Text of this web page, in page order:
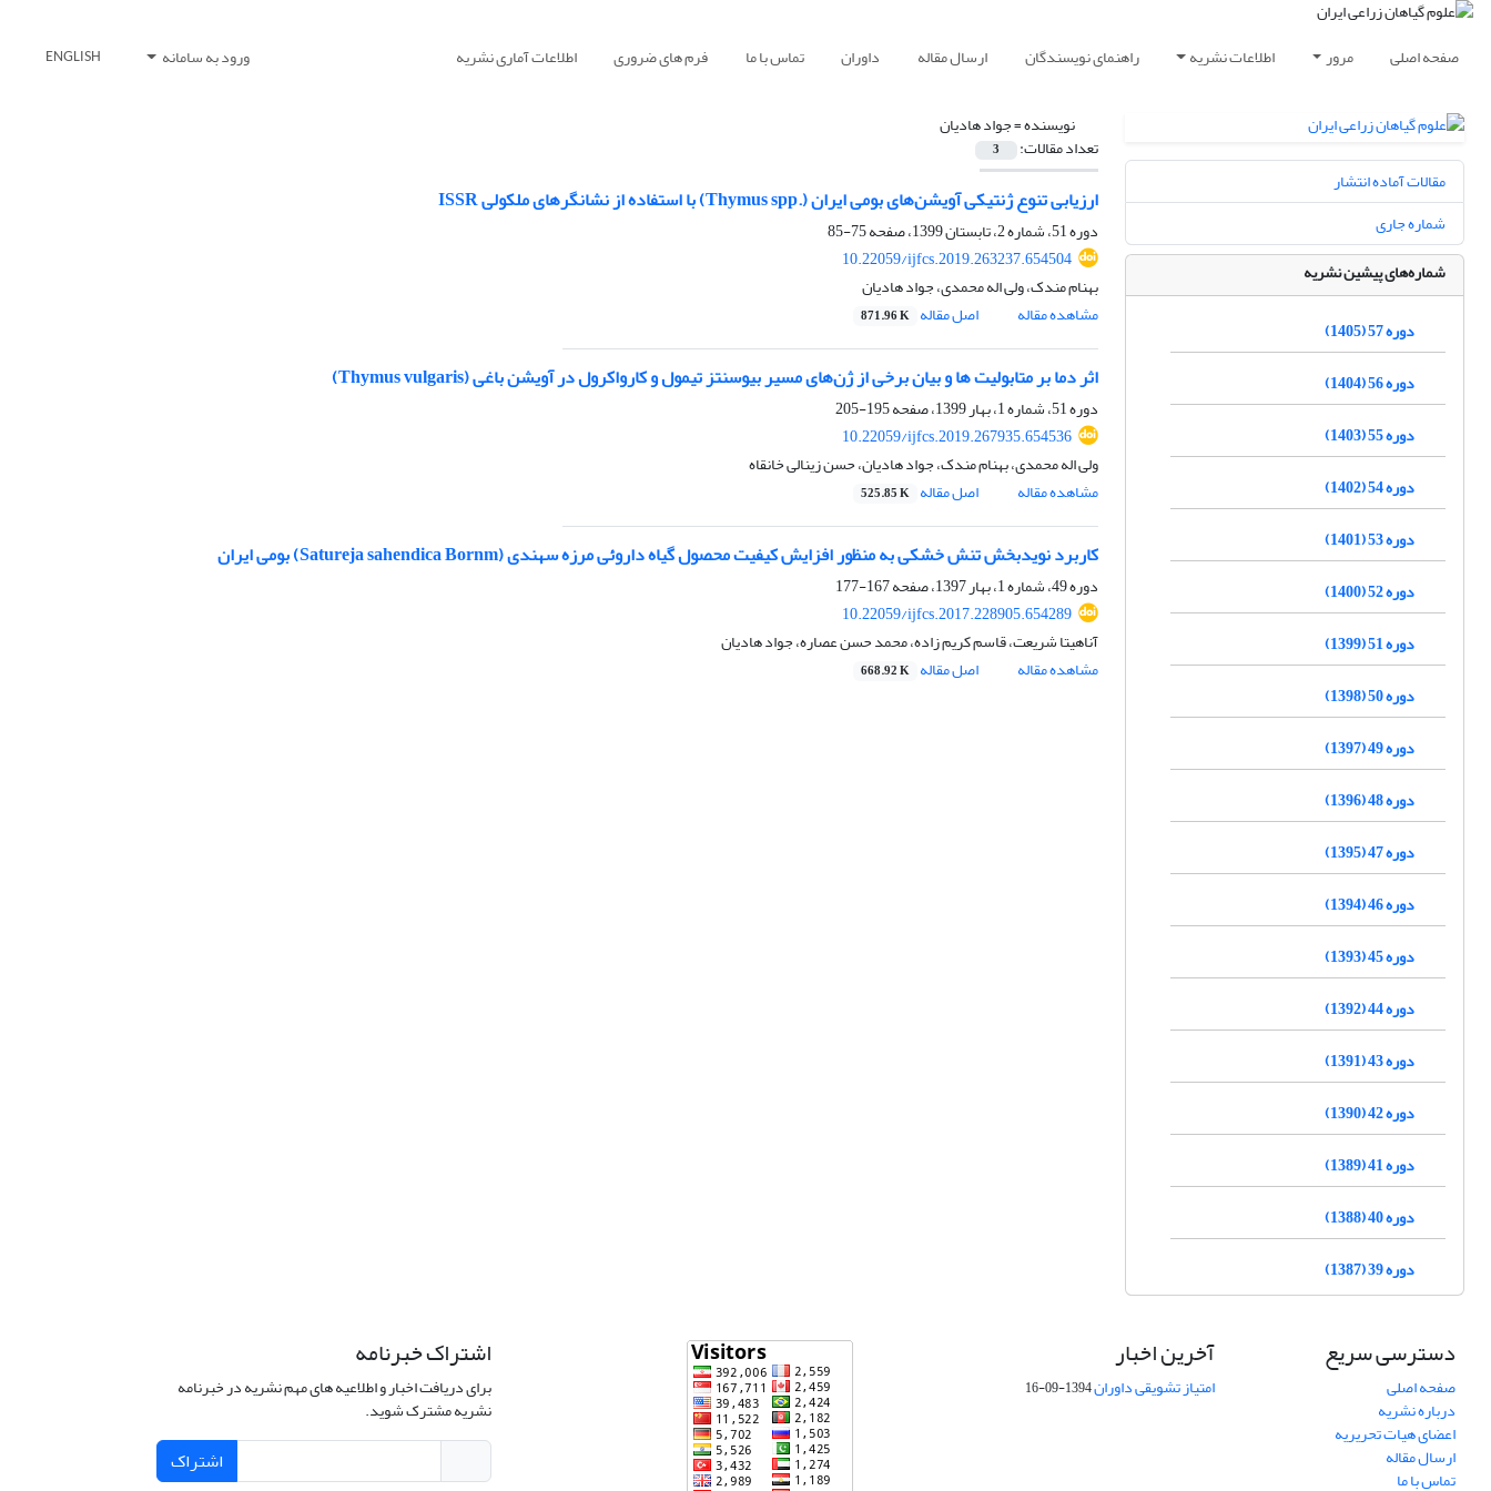
صفحه اصلی مرور اطلاعات نشریه راهنمای نویسندگان ارسال مقاله داوران تماس با ما فرم های ضروری اطلاعات آماری نشریه ورود به سامانه ENGLISH
نویسنده =جواد هادیان
تعداد مقالات: 3
ارزیابی تنوع ژنتیکی آویشن‌های بومی ایران (.Thymus spp) با استفاده از نشانگرهای ملکولی ISSR
دوره 51، شماره 2، تابستان 1399، صفحه
75-85
10.22059/ijfcs.2019.263237.654504
بهنام مندک، ولی اله محمدی، جواد هادیان
مشاهده مقاله
اصل مقاله 871.96 K
اثر دما بر متابولیت ها و بیان برخی از ژن‌های مسیر بیوسنتز تیمول و کارواکرول در آویشن باغی (Thymus vulgaris)
دوره 51، شماره 1، بهار 1399، صفحه
195-205
10.22059/ijfcs.2019.267935.654536
ولی اله محمدی، بهنام مندک، جواد هادیان، حسن زینالی خانقاه
مشاهده مقاله
اصل مقاله 525.85 K
کاربرد نویدبخش تنش خشکی به منظور افزایش کیفیت محصول گیاه داروئی مرزه سهندی (Satureja sahendica Bornm) بومی ایران
دوره 49، شماره 1، بهار 1397، صفحه
167-177
10.22059/ijfcs.2017.228905.654289
آناهیتا شریعت، قاسم کریم زاده، محمد حسن عصاره، جواد هادیان
مشاهده مقاله
اصل مقاله 668.92 K
مقالات آماده انتشار
شماره جاری
شماره‌های پیشین نشریه
دوره 57 (1405)
دوره 56 (1404)
دوره 55 (1403)
دوره 54 (1402)
دوره 53 (1401)
دوره 52 (1400)
دوره 51 (1399)
دوره 50 (1398)
دوره 49 (1397)
دوره 48 (1396)
دوره 47 (1395)
دوره 46 (1394)
دوره 45 (1393)
دوره 44 (1392)
دوره 43 (1391)
دوره 42 (1390)
دوره 41 (1389)
دوره 40 (1388)
دوره 39 (1387)
دسترسی سریع
صفحه اصلی
درباره نشریه
اعضای هیات تحریریه
ارسال مقاله
تماس با ما
آخرین اخبار
امتیاز تشویقی داوران1394-09-16
اشتراک خبرنامه
برای دریافت اخبار و اطلاعیه های مهم نشریه در خبرنامه
نشریه مشترک شوید.
اشتراک